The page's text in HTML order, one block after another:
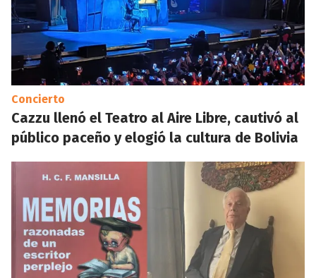
Concierto
Cazzu llenó el Teatro al Aire Libre, cautivó al
público paceño y elogió la cultura de Bolivia